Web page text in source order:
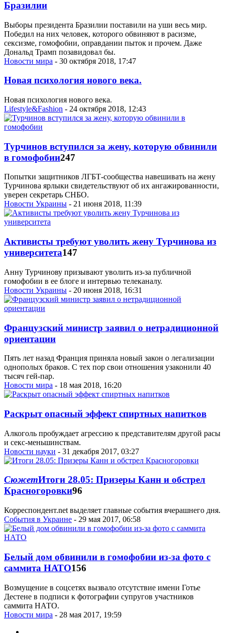
Бразилии
Выборы президента Бразилии поставили на уши весь мир.
Победил на них человек, которого обвиняют в расизме,
сексизме, гомофобии, оправдании пыток и прочем. Даже
Дональд Трамп позавидовал бы.
Новости мира - 30 октября 2018, 17:47
Новая психология нового века.
Новая психология нового века.
Lifestyle&Fashion - 24 октября 2018, 12:43
Турчинов вступился за жену, которую обвинили
в гомофобии247
Попытки защитников ЛГБТ-сообщества навешивать на жену
Турчинова ярлыки свидетельствуют об их ангажированности,
уверен секретарь СНБО.
Новости Украины - 21 июня 2018, 11:39
Активисты требуют уволить жену Турчинова из
университета147
Анну Турчинову призывают уволить из-за публичной
гомофобии в ее блоге и интервью телеканалу.
Новости Украины - 20 июня 2018, 16:31
Французский министр заявил о нетрадиционной
ориентации
Пять лет назад Франция приняла новый закон о легализации
однополых браков. С тех пор свои отношения узаконили 40
тысяч гей-пар.
Новости мира - 18 мая 2018, 16:20
Раскрыт опасный эффект спиртных напитков
Алкоголь пробуждает агрессию к представителям другой расы
и секс-меньшинствам.
Новости науки - 31 декабря 2017, 03:27
СюжетИтоги 28.05: Призеры Канн и обстрел
Красногоровки96
Корреспондент.net выделяет главные события вчерашнего дня.
События в Украине - 29 мая 2017, 06:58
Белый дом обвинили в гомофобии из-за фото с
саммита НАТО156
Возмущение в соцсетях вызвало отсутствие имени Готье
Дестене в подписи к фотографии супругов участников
саммита НАТО.
Новости мира - 28 мая 2017, 19:59